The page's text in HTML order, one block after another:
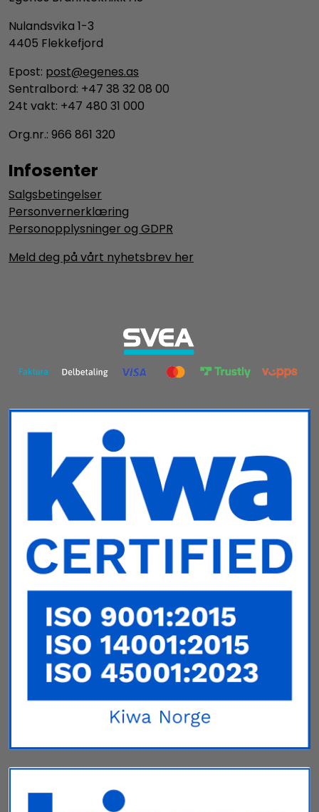
Nulandsvika 1-3
4405 Flekkefjord
Epost: post@egenes.as
Sentralbord: +47 38 32 08 00
24t vakt: +47 480 31 000
Org.nr.: 966 861 320
Infosenter
Salgsbetingelser
Personvernerklæring
Personopplysninger og GDPR
Meld deg på vårt nyhetsbrev her